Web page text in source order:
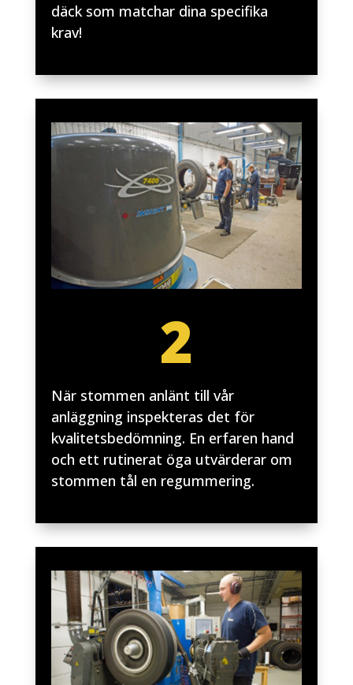
däck som matchar dina specifika
krav!
2
När stommen anlänt till vår
anläggning inspekteras det för
kvalitetsbedömning. En erfaren hand
och ett rutinerat öga utvärderar om
stommen tål en regummering.